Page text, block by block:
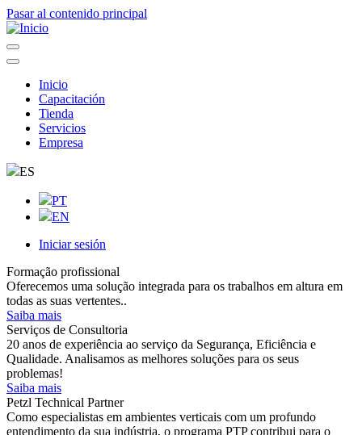
Pasar al contenido principal
Navegação
principal
Inicio
Capacitación
Tienda
Servicios
Empresa
ES
PT
EN
account
menu
Iniciar sesión
Formação profissional
Oferecemos uma solução integrada para os trabalhos em altura em
todas as suas vertentes..
Saiba mais
Serviços de Consultoria
20 anos de experiência ao serviço da Segurança, Eficiência e
Qualidade. Analisamos as melhores soluções para os seus
problemas!
Saiba mais
Petzl Technical Partner
Como especialistas em ambientes verticais com um profundo
entendimento da sua indústria, o programa PTP contribui para o